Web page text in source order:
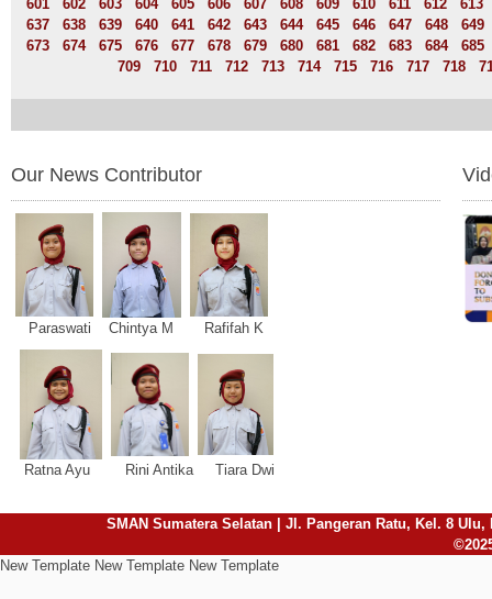
601
602 603 604 605 606 607 608 609 610 611 612
613
637
638 639 640 641 642 643 644 645 646 647 648
649
673
674 675 676 677 678 679 680 681 682 683 684
685
709
710 711 712 713 714 715 716 717 718
Our News Contributor
Paraswati Chintya M Rafifah K
Ratna Ayu Rini Antika Tiara Dwi
SMAN Sumatera Selatan | Jl. Pangeran Ratu, Kel. 8 Ulu,
New Template New Template New Template